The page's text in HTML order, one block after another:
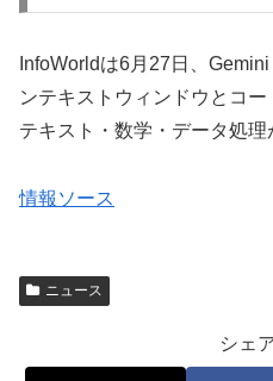
InfoWorldは6月27日、
ンテキストウィンドウとコ
テキスト・数学・データ処理
情報ソース
ニュース
シェ